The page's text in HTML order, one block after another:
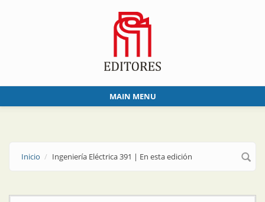
MAIN MENU
Inicio Ingeniería Eléctrica 391 | En esta edición